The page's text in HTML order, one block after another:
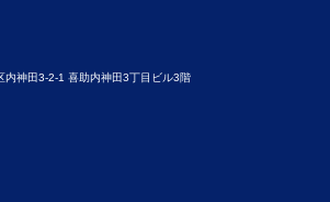
神田3-2-1 喜助内神田3丁目ビル3階